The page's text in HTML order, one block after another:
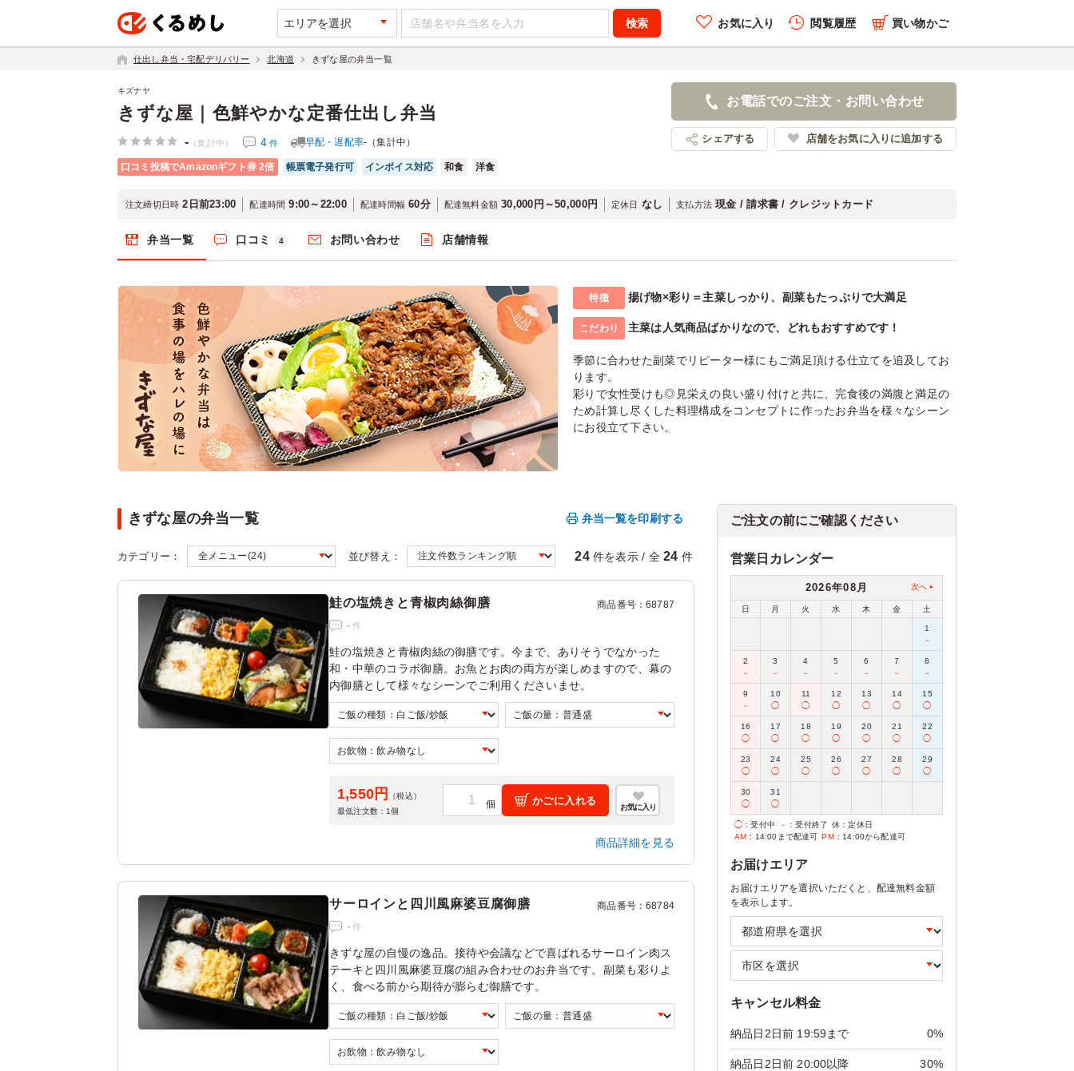
エリアを選択 お気に入り 閲覧履歴 買い物かご
仕出し弁当・宅配デリバリー 北海道 きずな屋の弁当一覧
きずな屋｜色鮮やかな定番仕出し弁当
キズナヤ
- （集計中） 4 件 早配・遅配率-（集計中）
口コミ投稿でAmazonギフト券 2倍 帳票電子発行可 インボイス対応 和食 洋食
お電話でのご注文・お問い合わせ
シェアする 店舗をお気に入りに追加する
注文締切日時 2日前23:00 配達時間 9:00～22:00 配達時間幅 60分 配達無料金額 30,000円～50,000円 定休日 なし 支払方法 現金 / 請求書 / クレジットカード
弁当一覧 口コミ 4 お問い合わせ 店舗情報
特徴 揚げ物×彩り＝主菜しっかり、副菜もたっぷりで大満足
こだわり 主菜は人気商品ばかりなので、どれもおすすめです！
季節に合わせた副菜でリピーター様にもご満足頂ける仕立てを追及してお
ります。
彩りで女性受けも◎見栄えの良い盛り付けと共に、完食後の満腹と満足の
ため計算し尽くした料理構成をコンセプトに作ったお弁当を様々なシーン
にお役立て下さい。
きずな屋の弁当一覧 弁当一覧を印刷する
カテゴリー： 並び替え： 24 件を表示 / 全 24 件
鮭の塩焼きと青椒肉絲御膳 商品番号：68787
- 件
鮭の塩焼きと青椒肉絲の御膳です。今まで、ありそうでなかった
和・中華のコラボ御膳。お魚とお肉の両方が楽しめますので、幕の
内御膳として様々なシーンでご利用くださいませ。
1,550円
（税込）
最低注文数： 1個
かごに入れる
お気に入り
商品詳細を見る
サーロインと四川風麻婆豆腐御膳 商品番号：68784
- 件
きずな屋の自慢の逸品。接待や会議などで喜ばれるサーロイン肉ス
テーキと四川風麻婆豆腐の組み合わせのお弁当です。副菜も彩りよ
く、食べる前から期待が膨らむ御膳です。
ご注文の前にご確認ください
営業日カレンダー
2026年08月 次へ
日 月 火 水 木 金 土
1
－
2
－
3
－
4
－
5
－
6
－
7
－
8
－
9
－
10
◯
11
◯
12
◯
13
◯
14
◯
15
◯
16
◯
17
◯
18
◯
19
◯
20
◯
21
◯
22
◯
23
◯
24
◯
25
◯
26
◯
27
◯
28
◯
29
◯
30
◯
31
◯
◯ ：受付中 － ：受付終了 休 ：定休日
AM ：14:00まで配達可 PM：14:00から配達可
お届けエリア
お届けエリアを選択いただくと、配達無料金額
を表示します。
キャンセル料金
納品日2日前 19:59まで 0%
納品日2日前 20:00以降 30%